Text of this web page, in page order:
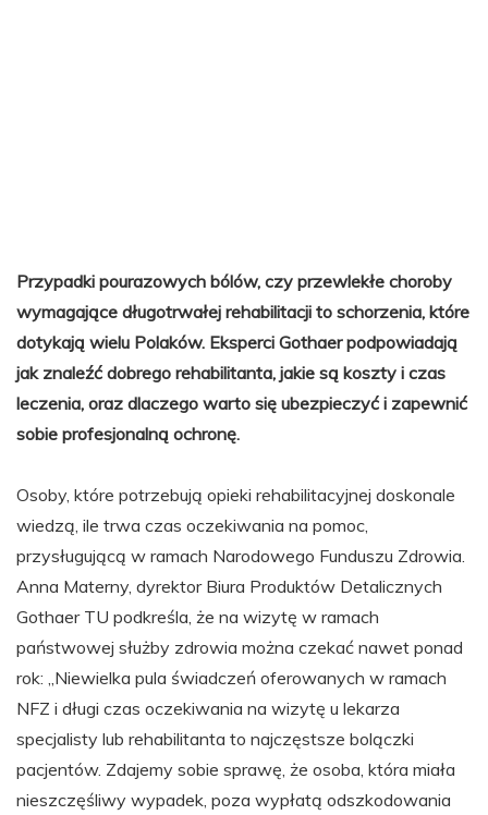
Przypadki pourazowych bólów, czy przewlekłe choroby
wymagające długotrwałej rehabilitacji to schorzenia, które
dotykają wielu Polaków. Eksperci Gothaer podpowiadają
jak znaleźć dobrego rehabilitanta, jakie są koszty i czas
leczenia, oraz dlaczego warto się ubezpieczyć i zapewnić
sobie profesjonalną ochronę.
Osoby, które potrzebują opieki rehabilitacyjnej doskonale
wiedzą, ile trwa czas oczekiwania na pomoc,
przysługującą w ramach Narodowego Funduszu Zdrowia.
Anna Materny, dyrektor Biura Produktów Detalicznych
Gothaer TU podkreśla, że na wizytę w ramach
państwowej służby zdrowia można czekać nawet ponad
rok: „Niewielka pula świadczeń oferowanych w ramach
NFZ i długi czas oczekiwania na wizytę u lekarza
specjalisty lub rehabilitanta to najczęstsze bolączki
pacjentów. Zdajemy sobie sprawę, że osoba, która miała
nieszczęśliwy wypadek, poza wypłatą odszkodowania